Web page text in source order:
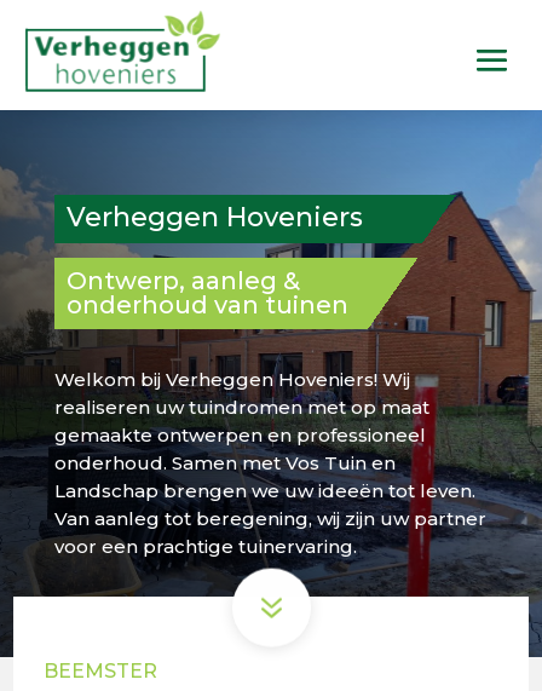
Verheggen Hoveniers
Ontwerp, aanleg &
onderhoud van tuinen
Welkom bij Verheggen Hoveniers! Wij
realiseren uw tuindromen met op maat
gemaakte ontwerpen en professioneel
onderhoud. Samen met Vos Tuin en
Landschap brengen we uw ideeën tot leven.
Van aanleg tot beregening, wij zijn uw partner
voor een prachtige tuinervaring.
7
BEEMSTER